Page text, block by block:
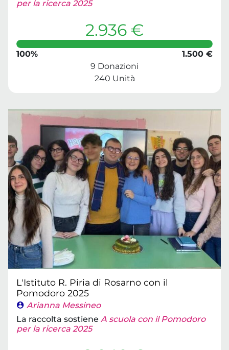
per la ricerca 2025
2.936 €
100%
1.500 €
9 Donazioni
240 Unità
L'Istituto R. Piria di Rosarno con il
Pomodoro 2025
Arianna Messineo
La raccolta sostiene A scuola con il Pomodoro
per la ricerca 2025